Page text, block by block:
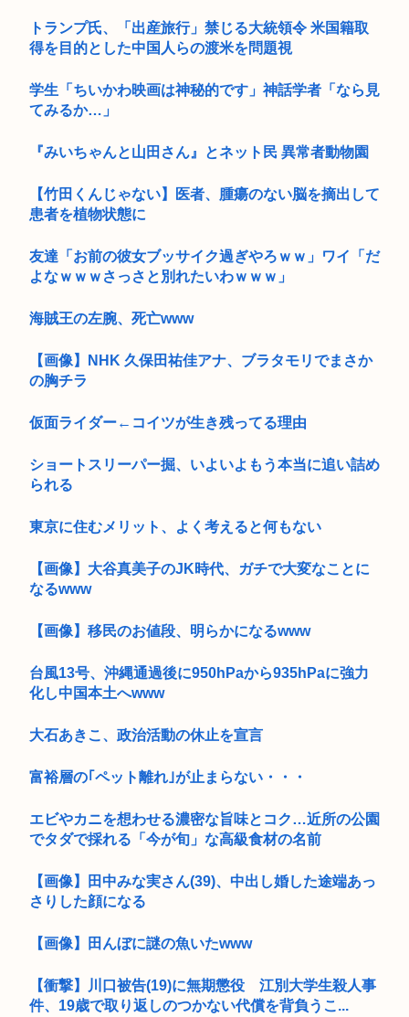
トランプ氏、「出産旅行」禁じる大統領令 米国籍取
得を目的とした中国人らの渡米を問題視
学生「ちいかわ映画は神秘的です」神話学者「なら見
てみるか…」
『みいちゃんと山田さん』とネット民 異常者動物園
【竹田くんじゃない】医者、腫瘍のない脳を摘出して
患者を植物状態に
友達「お前の彼女ブッサイク過ぎやろｗｗ」ワイ「だ
よなｗｗｗさっさと別れたいわｗｗｗ」
海賊王の左腕、死亡www
【画像】NHK 久保田祐佳アナ、ブラタモリでまさか
の胸チラ
仮面ライダー←コイツが生き残ってる理由
ショートスリーパー掘、いよいよもう本当に追い詰め
られる
東京に住むメリット、よく考えると何もない
【画像】大谷真美子のJK時代、ガチで大変なことに
なるwww
【画像】移民のお値段、明らかになるwww
台風13号、沖縄通過後に950hPaから935hPaに強力
化し中国本土へwww
大石あきこ、政治活動の休止を宣言
富裕層の｢ペット離れ｣が止まらない・・・
エビやカニを想わせる濃密な旨味とコク…近所の公園
でタダで採れる「今が旬」な高級食材の名前
【画像】田中みな実さん(39)、中出し婚した途端あっ
さりした顔になる
【画像】田んぼに謎の魚いたwww
【衝撃】川口被告(19)に無期懲役 江別大学生殺人事
件、19歳で取り返しのつかない代償を背負うこ...